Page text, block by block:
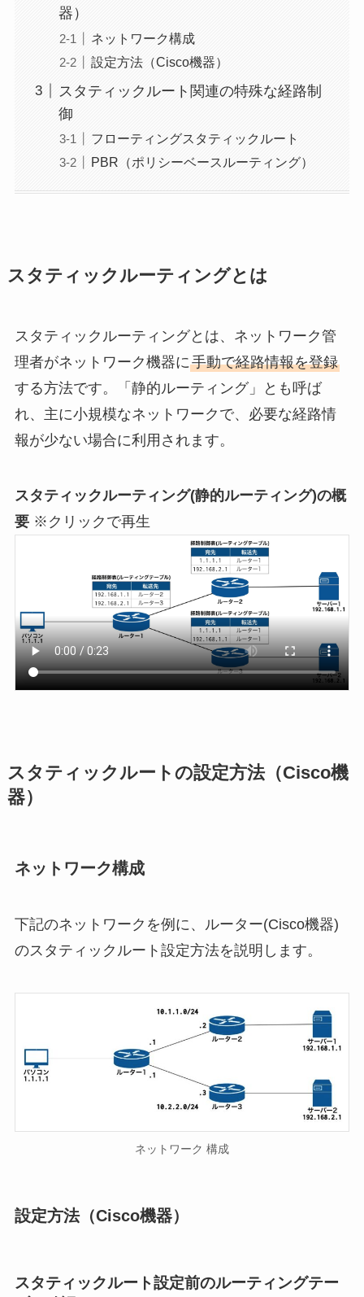
器）
ネットワーク構成
設定方法（Cisco機器）
スタティックルート関連の特殊な経路制
御
フローティングスタティックルート
PBR（ポリシーベースルーティング）
スタティックルーティングとは
スタティックルーティングとは、ネットワーク管
理者がネットワーク機器に手動で経路情報を登録
する方法です。「静的ルーティング」とも呼ば
れ、主に小規模なネットワークで、必要な経路情
報が少ない場合に利用されます。
スタティックルーティング(静的ルーティング)の概
要※クリックで再生
スタティックルートの設定方法（Cisco機
器）
ネットワーク構成
下記のネットワークを例に、ルーター(Cisco機器)
のスタティックルート設定方法を説明します。
ネットワーク 構成
設定方法（Cisco機器）
スタティックルート設定前のルーティングテー